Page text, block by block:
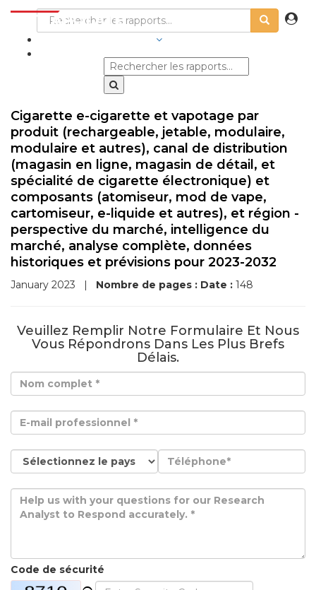
Cigarette e-cigarette et vapotage par
produit (rechargeable, jetable, modulaire,
modulaire et autres), canal de distribution
(magasin en ligne, magasin de détail, et
spécialité de cigarette électronique) et
composants (atomiseur, mod de vape,
cartomiseur, e-liquide et autres), et région -
perspective du marché, intelligence du
marché, analyse complète, données
historiques et prévisions pour 2023-2032
January 2023 | Nombre de pages : Date : 148
Veuillez Remplir Notre Formulaire Et Nous
Vous Répondrons Dans Les Plus Brefs
Délais.
Code de sécurité